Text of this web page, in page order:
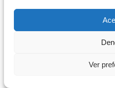
Ver
Los efectos de la fianza
se limitan al ámbito
importantes
conviene conocer para